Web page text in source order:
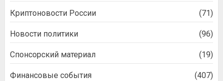
Криптоновости России (71)
Новости политики (96)
Спонсорский материал (19)
Финансовые события (407)